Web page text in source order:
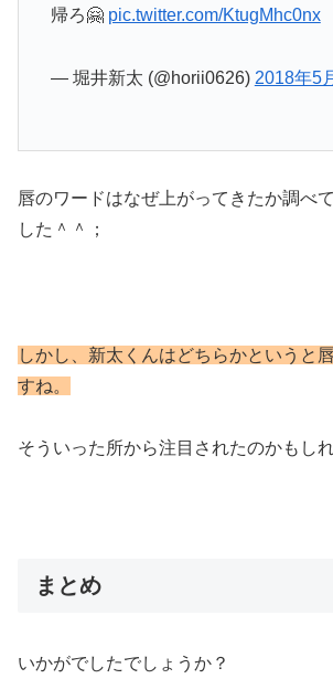
帰ろ🤗 pic.twitter.com/KtugMhc0nx
— 堀井新太 (@horii0626) 2018年5
唇のワードはなぜ上がってきたか調べ
した＾＾；
しかし、新太くんはどちらかというと
すね。
そういった所から注目されたのかもしれ
まとめ
いかがでしたでしょうか？